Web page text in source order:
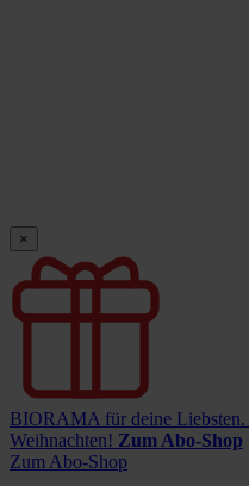
×
BIORAMA für deine Liebsten.
Weihnachten! Zum Abo-Shop
Zum Abo-Shop